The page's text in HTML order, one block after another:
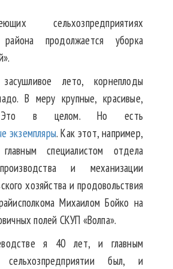
сельхозпредприятиях
района продолжается уборка
лето, корнеплоды
В меру крупные, красивые,
Это в целом. Но есть
экземпляры. Как этот, например,
специалистом отдела
и механизации
хозяйства и продовольствия
Михаилом Бойко на
полей СКУП «Волпа».
я 40 лет, и главным
был, и